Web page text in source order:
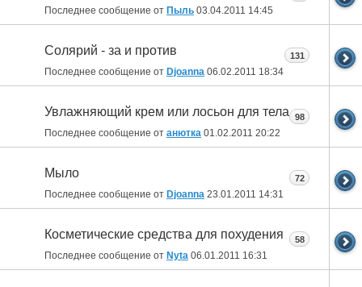
Последнее сообщение от Пыль 03.04.2011 14:45
Солярий - за и против
Последнее сообщение от Djoanna 06.02.2011 18:34
131
Увлажняющий крем или лосьон для тела
Последнее сообщение от анютка 01.02.2011 20:22
98
Мыло
Последнее сообщение от Djoanna 23.01.2011 14:31
72
Косметические средства для похудения
Последнее сообщение от Nyta 06.01.2011 16:31
58